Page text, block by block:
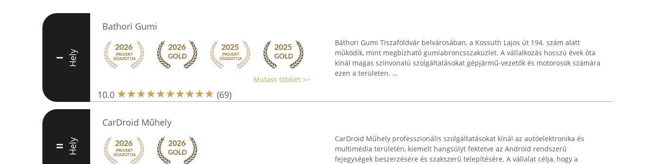
I Hely
Bathori Gumi
Mutass többet >>
10.0 (69)
Báthori Gumi Tiszaföldvár belvárosában, a Kossuth Lajos út 194. szám alatt
működik, mint megbízható gumiabroncsszaküzlet. A vállalkozás hosszú évek óta
kínál magas színvonalú szolgáltatásokat gépjármű-vezetők és motorosok számára
ezen a területen. ...
II Hely
CarDroid Műhely
CarDroid Műhely professzionális szolgáltatásokat kínál az autóelektronika és
multimédia területén, kiemelt hangsúlyt fektetve az Android rendszerű
fejegységek beszerzésére és szakszerű telepítésére. A vállalat célja, hogy a